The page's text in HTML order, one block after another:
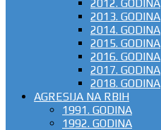
2012. GODINA
2013. GODINA
2014. GODINA
2015. GODINA
2016. GODINA
2017. GODINA
2018. GODINA
AGRESIJA NA RBIH
1991. GODINA
1992. GODINA